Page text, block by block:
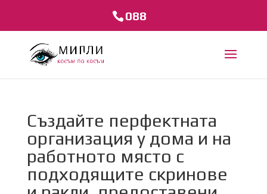
088
Създайте перфектната
организация у дома и на
работното място с
подходящите скринове